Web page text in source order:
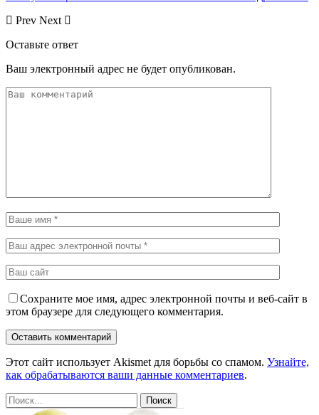
Prev Next
Оставьте ответ
Ваш электронный адрес не будет опубликован.
Сохраните мое имя, адрес электронной почты и веб-сайт в
этом браузере для следующего комментария.
Этот сайт использует Akismet для борьбы со спамом. Узнайте,
как обрабатываются ваши данные комментариев.